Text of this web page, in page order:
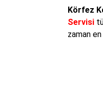
Körfez
Servisi
zaman